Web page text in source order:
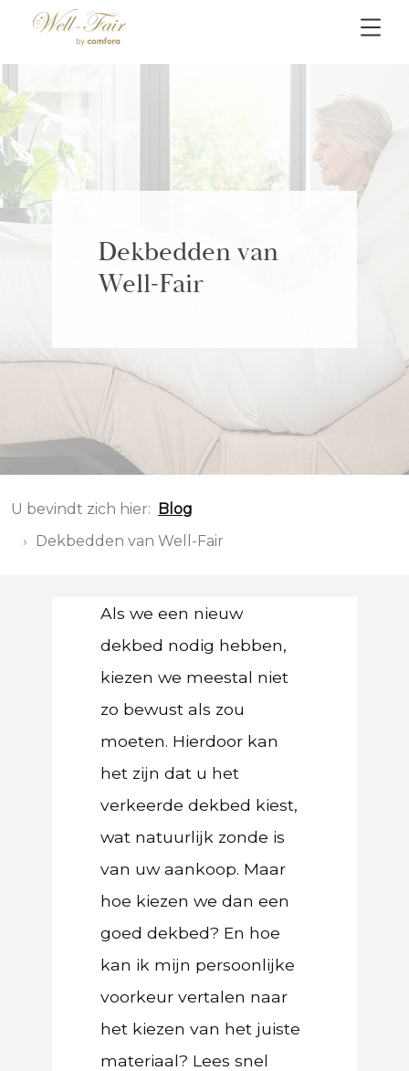
Dekbedden van
Well-Fair
U bevindt zich hier: Blog
Dekbedden van Well-Fair
Als we een nieuw
dekbed nodig hebben,
kiezen we meestal niet
zo bewust als zou
moeten. Hierdoor kan
het zijn dat u het
verkeerde dekbed kiest,
wat natuurlijk zonde is
van uw aankoop. Maar
hoe kiezen we dan een
goed dekbed? En hoe
kan ik mijn persoonlijke
voorkeur vertalen naar
het kiezen van het juiste
materiaal? Lees snel